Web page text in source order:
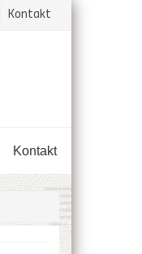
Kontakt
Kontakt